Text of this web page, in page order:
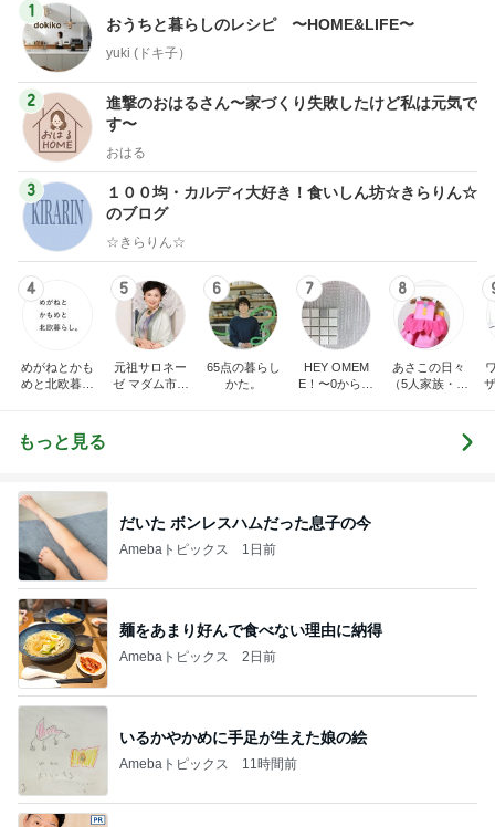
1
おうちと暮らしのレシピ 〜HOME&LIFE〜
yuki (ドキ子）
2
進撃のおはるさん〜家づくり失敗したけど私は元気で
す〜
おはる
3
１００均・カルディ大好き！食いしん坊☆きらりん☆
のブログ
☆きらりん☆
4
めがねとかも
めと北欧暮ら
5
元祖サロネー
ゼ マダム市川
6
65点の暮らし
かた。
7
HEY OMEM
E！〜0からの
8
あさこの日々
（5人家族・投
もっと見る
だいた ボンレスハムだった息子の今
Amebaトピックス 1日前
麺をあまり好んで食べない理由に納得
Amebaトピックス 2日前
いるかやかめに手足が生えた娘の絵
Amebaトピックス 11時間前